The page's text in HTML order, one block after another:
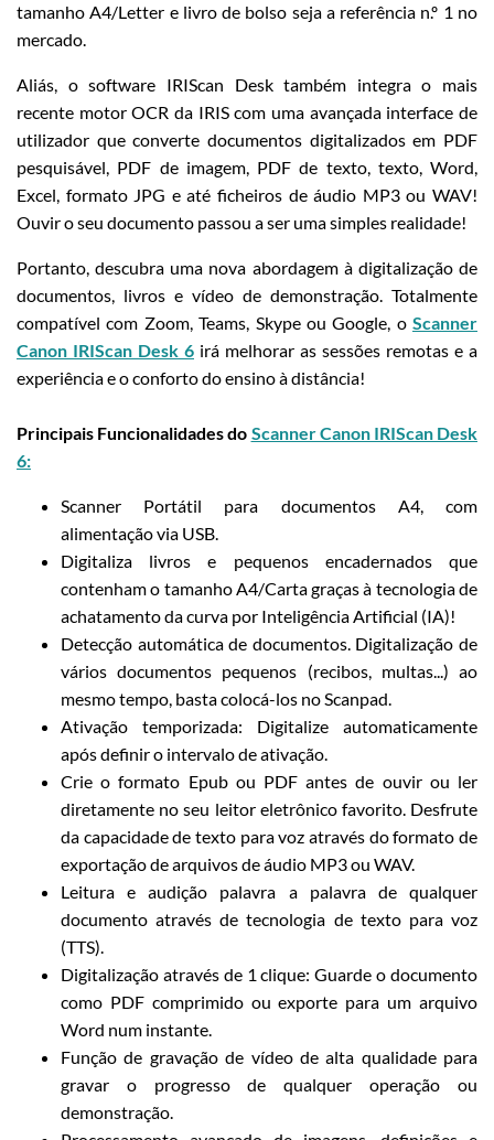
tamanho A4/Letter e livro de bolso seja a referência n.º 1 no
mercado.
Aliás, o software IRIScan Desk também integra o mais
recente motor OCR da IRIS com uma avançada interface de
utilizador que converte documentos digitalizados em PDF
pesquisável, PDF de imagem, PDF de texto, texto, Word,
Excel, formato JPG e até ficheiros de áudio MP3 ou WAV!
Ouvir o seu documento passou a ser uma simples realidade!
Portanto, descubra uma nova abordagem à digitalização de
documentos, livros e vídeo de demonstração. Totalmente
compatível com Zoom, Teams, Skype ou Google, o Scanner
Canon IRIScan Desk 6 irá melhorar as sessões remotas e a
experiência e o conforto do ensino à distância!
Principais Funcionalidades do Scanner Canon IRIScan Desk
6:
Scanner Portátil para documentos A4, com
alimentação via USB.
Digitaliza livros e pequenos encadernados que
contenham o tamanho A4/Carta graças à tecnologia de
achatamento da curva por Inteligência Artificial (IA)!
Detecção automática de documentos. Digitalização de
vários documentos pequenos (recibos, multas...) ao
mesmo tempo, basta colocá-los no Scanpad.
Ativação temporizada: Digitalize automaticamente
após definir o intervalo de ativação.
Crie o formato Epub ou PDF antes de ouvir ou ler
diretamente no seu leitor eletrônico favorito. Desfrute
da capacidade de texto para voz através do formato de
exportação de arquivos de áudio MP3 ou WAV.
Leitura e audição palavra a palavra de qualquer
documento através de tecnologia de texto para voz
(TTS).
Digitalização através de 1 clique: Guarde o documento
como PDF comprimido ou exporte para um arquivo
Word num instante.
Função de gravação de vídeo de alta qualidade para
gravar o progresso de qualquer operação ou
demonstração.